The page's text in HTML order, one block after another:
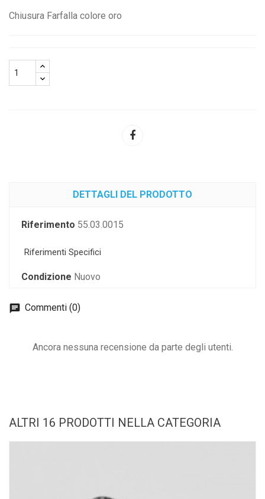
Chiusura Farfalla colore oro
DETTAGLI DEL PRODOTTO
Riferimento 55.03.0015
Riferimenti Specifici
Condizione Nuovo
Commenti (0)
Ancora nessuna recensione da parte degli utenti.
ALTRI 16 PRODOTTI NELLA CATEGORIA